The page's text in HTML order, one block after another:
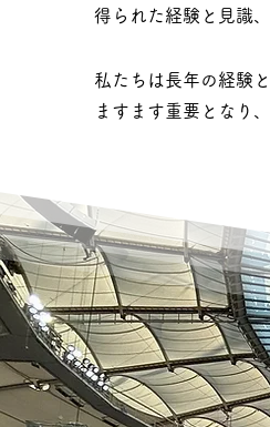
得られた経験と見識
私たちは長年の経験
ますます重要となり